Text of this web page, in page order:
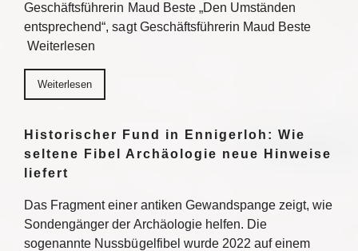
Geschäftsführerin Maud Beste „Den Umständen
entsprechend“, sagt Geschäftsführerin Maud Beste
Weiterlesen
Weiterlesen
Historischer Fund in Ennigerloh: Wie
seltene Fibel Archäologie neue Hinweise
liefert
Das Fragment einer antiken Gewandspange zeigt, wie
Sondengänger der Archäologie helfen. Die
sogenannte Nussbügelfibel wurde 2022 auf einem